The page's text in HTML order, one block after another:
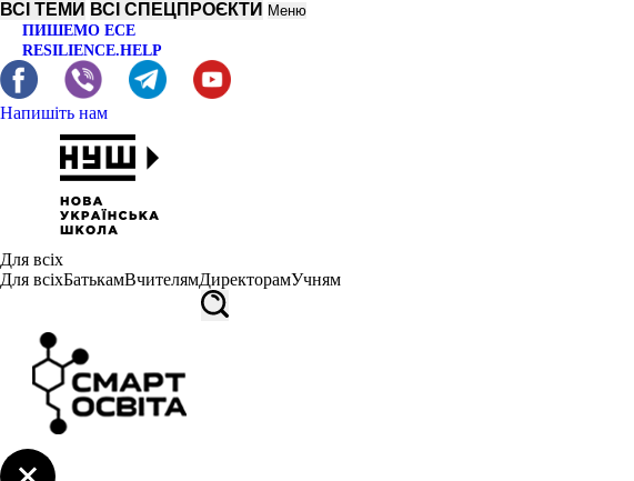
ВСІ ТЕМИ ВСІ СПЕЦПРОЄКТИ Меню
ПИШЕМО ЕСЕ
RESILIENCE.HELP
Напишіть нам
Для всіх
Для всіхБатькамВчителямДиректорамУчням